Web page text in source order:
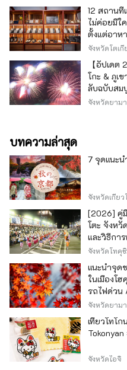
12 สถานที่
ไม่ค่อยมีใ
ตั้งแต่อาห
เอกลักษณ์
จังหวัดโตเกี
【อัปเด
โกะ & ภูเ
ลับฉบับสม
จังหวัดยาม
บทความล่าสุด
7 จุดแนะน
จังหวัดเกียว
[2026] คู่
โตะ จังหวั
และวิธีการ
จังหวัดโทคุ
แนะนำจุด
ในเมืองโฮ
รถไฟด่วน
จังหวัดยาม
เที่ยวโทโ
จังหวัดไอจิ